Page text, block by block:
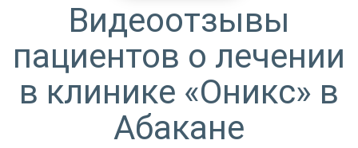
Видеоотзывы
пациентов о лечении
в клинике «Оникс» в
Абакане